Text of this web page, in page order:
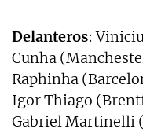
Delanteros:
Cunha
Raphinha
Igor Thiago
Gabriel Martinelli